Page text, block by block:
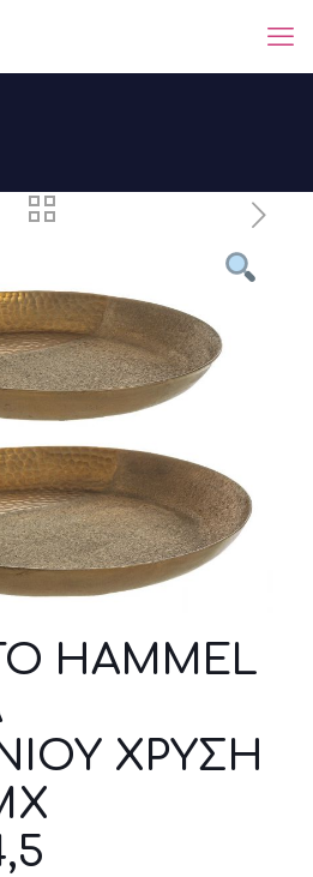
HAMMEL
ΧΡΥΣΗ